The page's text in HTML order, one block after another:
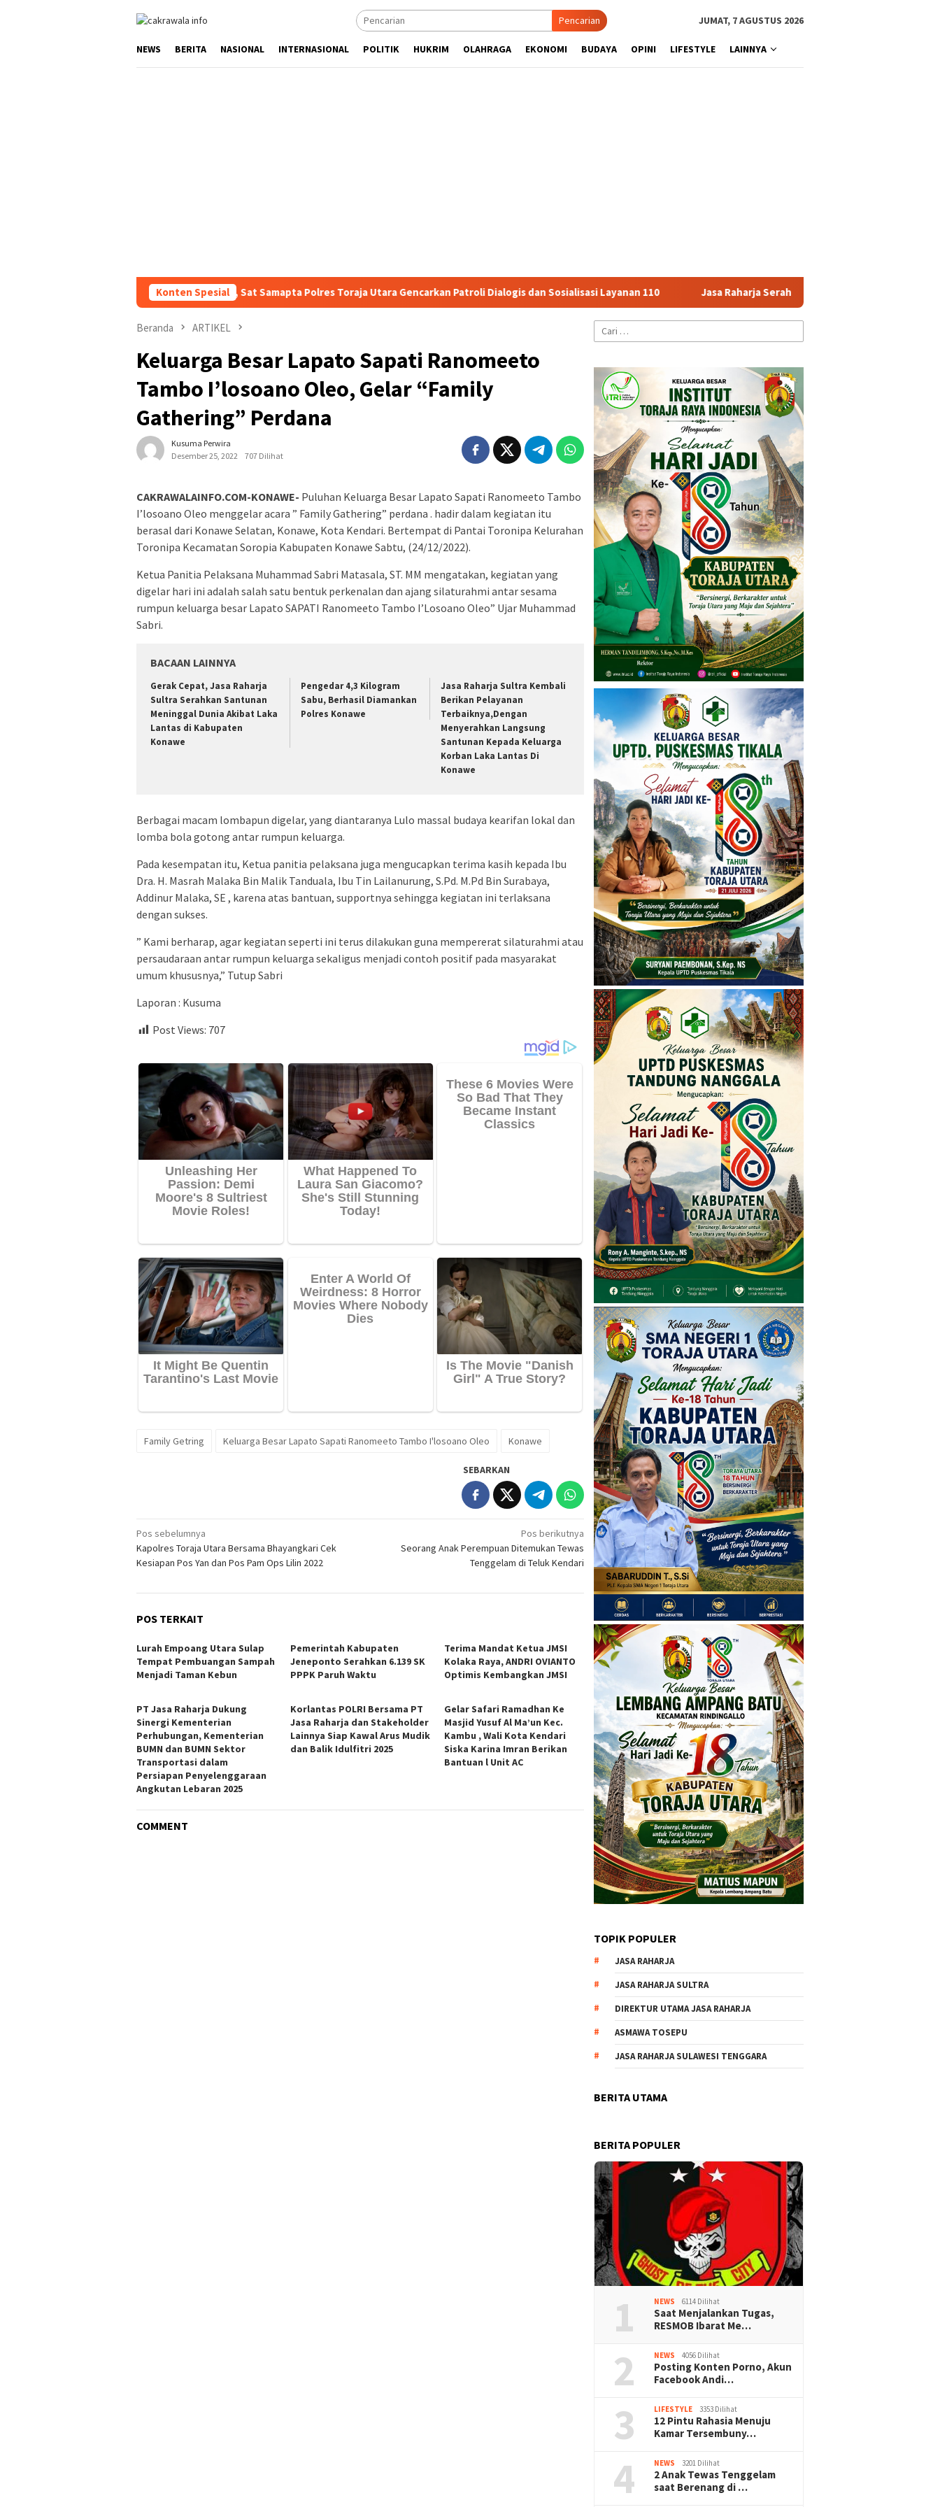
Pencarian JUMAT, 7 AGUSTUS 2026
NEWS BERITA NASIONAL INTERNASIONAL POLITIK HUKRIM OLAHRAGA EKONOMI BUDAYA OPINI LIFESTYLE LAINNYA
Konten Spesial
Kondusifitas Wilayah, Sat Samapta Polres Toraja Utara Gencarkan Patroli Dialogis dan Sosialisasi Layanan 110 Jasa Raharja Serahkan Santunan kepada Ahli Waris Korban Kebakaran
Beranda ARTIKEL
Keluarga Besar Lapato Sapati Ranomeeto
Tambo I’losoano Oleo, Gelar “Family
Gathering” Perdana
Kusuma Perwira
Desember 25, 2022
707 Dilihat
CAKRAWALAINFO.COM-KONAWE- Puluhan Keluarga Besar Lapato Sapati Ranomeeto Tambo
I’losoano Oleo menggelar acara ” Family Gathering” perdana . hadir dalam kegiatan itu
berasal dari Konawe Selatan, Konawe, Kota Kendari. Bertempat di Pantai Toronipa Kelurahan
Toronipa Kecamatan Soropia Kabupaten Konawe Sabtu, (24/12/2022).
Ketua Panitia Pelaksana Muhammad Sabri Matasala, ST. MM mengatakan, kegiatan yang
digelar hari ini adalah salah satu bentuk perkenalan dan ajang silaturahmi antar sesama
rumpun keluarga besar Lapato SAPATI Ranomeeto Tambo I’Losoano Oleo” Ujar Muhammad
Sabri.
BACAAN LAINNYA
Gerak Cepat, Jasa Raharja
Sultra Serahkan Santunan
Meninggal Dunia Akibat Laka
Lantas di Kabupaten
Konawe
Pengedar 4,3 Kilogram
Sabu, Berhasil Diamankan
Polres Konawe
Jasa Raharja Sultra Kembali
Berikan Pelayanan
Terbaiknya,Dengan
Menyerahkan Langsung
Santunan Kepada Keluarga
Korban Laka Lantas Di
Konawe
Berbagai macam lombapun digelar, yang diantaranya Lulo massal budaya kearifan lokal dan
lomba bola gotong antar rumpun keluarga.
Pada kesempatan itu, Ketua panitia pelaksana juga mengucapkan terima kasih kepada Ibu
Dra. H. Masrah Malaka Bin Malik Tanduala, Ibu Tin Lailanurung, S.Pd. M.Pd Bin Surabaya,
Addinur Malaka, SE , karena atas bantuan, supportnya sehingga kegiatan ini terlaksana
dengan sukses.
” Kami berharap, agar kegiatan seperti ini terus dilakukan guna mempererat silaturahmi atau
persaudaraan antar rumpun keluarga sekaligus menjadi contoh positif pada masyarakat
umum khususnya,” Tutup Sabri
Laporan : Kusuma
Post Views: 707
Family Getring Keluarga Besar Lapato Sapati Ranomeeto Tambo I'losoano Oleo Konawe
SEBARKAN
Navigasi
pos
Pos sebelumnya
Kapolres Toraja Utara Bersama Bhayangkari Cek
Kesiapan Pos Yan dan Pos Pam Ops Lilin 2022
Pos berikutnya
Seorang Anak Perempuan Ditemukan Tewas
Tenggelam di Teluk Kendari
POS TERKAIT
Lurah Empoang Utara Sulap
Tempat Pembuangan Sampah
Menjadi Taman Kebun
Pemerintah Kabupaten
Jeneponto Serahkan 6.139 SK
PPPK Paruh Waktu
Terima Mandat Ketua JMSI
Kolaka Raya, ANDRI OVIANTO
Optimis Kembangkan JMSI
PT Jasa Raharja Dukung
Sinergi Kementerian
Perhubungan, Kementerian
BUMN dan BUMN Sektor
Transportasi dalam
Persiapan Penyelenggaraan
Angkutan Lebaran 2025
Korlantas POLRI Bersama PT
Jasa Raharja dan Stakeholder
Lainnya Siap Kawal Arus Mudik
dan Balik Idulfitri 2025
Gelar Safari Ramadhan Ke
Masjid Yusuf Al Ma’un Kec.
Kambu , Wali Kota Kendari
Siska Karina Imran Berikan
Bantuan l Unit AC
COMMENT
Cari
untuk:
TOPIK POPULER
JASA RAHARJA
JASA RAHARJA SULTRA
DIREKTUR UTAMA JASA RAHARJA
ASMAWA TOSEPU
JASA RAHARJA SULAWESI TENGGARA
BERITA UTAMA
BERITA POPULER
1 NEWS 6114 Dilihat
Saat Menjalankan Tugas,
RESMOB Ibarat Me…
2 NEWS 4056 Dilihat
Posting Konten Porno, Akun
Facebook Andi…
3 LIFESTYLE 3353 Dilihat
12 Pintu Rahasia Menuju
Kamar Tersembuny…
4 NEWS 3201 Dilihat
2 Anak Tewas Tenggelam
saat Berenang di …